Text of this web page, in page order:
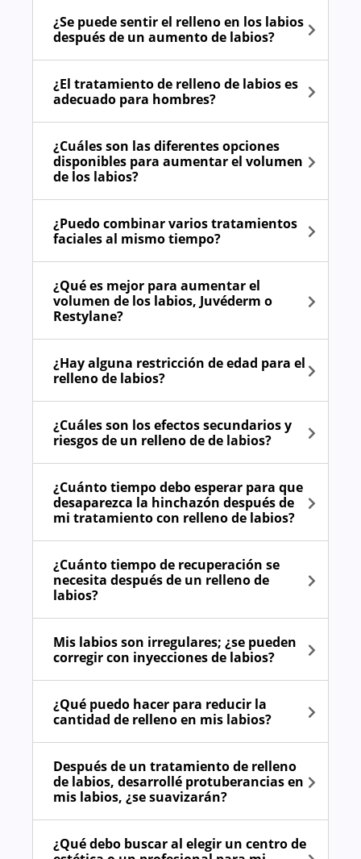
¿Se puede sentir el relleno en los labios
después de un aumento de labios?
¿El tratamiento de relleno de labios es
adecuado para hombres?
¿Cuáles son las diferentes opciones
disponibles para aumentar el volumen
de los labios?
¿Puedo combinar varios tratamientos
faciales al mismo tiempo?
¿Qué es mejor para aumentar el
volumen de los labios, Juvéderm o
Restylane?
¿Hay alguna restricción de edad para el
relleno de labios?
¿Cuáles son los efectos secundarios y
riesgos de un relleno de de labios?
¿Cuánto tiempo debo esperar para que
desaparezca la hinchazón después de
mi tratamiento con relleno de labios?
¿Cuánto tiempo de recuperación se
necesita después de un relleno de
labios?
Mis labios son irregulares; ¿se pueden
corregir con inyecciones de labios?
¿Qué puedo hacer para reducir la
cantidad de relleno en mis labios?
Después de un tratamiento de relleno
de labios, desarrollé protuberancias en
mis labios, ¿se suavizarán?
¿Qué debo buscar al elegir un centro de